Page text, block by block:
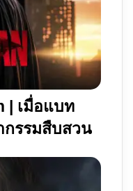
| เมื่อแบท
รรมสืบสวน